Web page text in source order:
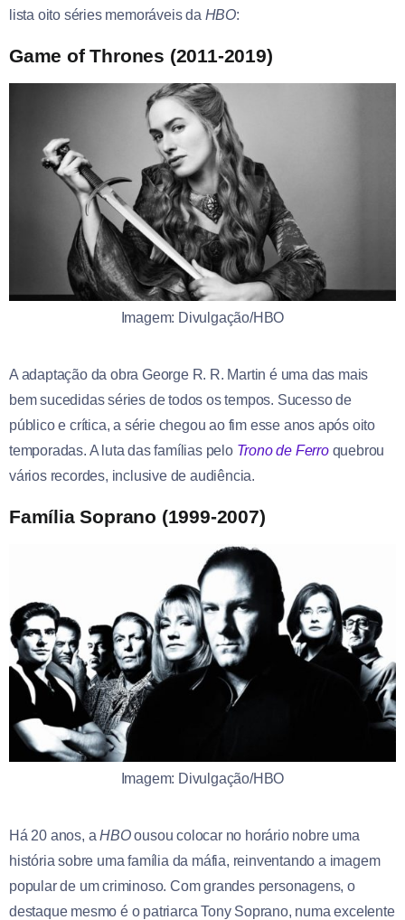
lista oito séries memoráveis da HBO:
Game of Thrones (2011-2019)
Imagem: Divulgação/HBO
A adaptação da obra George R. R. Martin é uma das mais
bem sucedidas séries de todos os tempos. Sucesso de
público e crítica, a série chegou ao fim esse anos após oito
temporadas. A luta das famílias pelo Trono de Ferroquebrou
vários recordes, inclusive de audiência.
Família Soprano (1999-2007)
Imagem: Divulgação/HBO
Há 20 anos, aHBOousou colocar no horário nobre uma
história sobre uma família da máfia, reinventando a imagem
popular de um criminoso. Com grandes personagens, o
destaque mesmo é o patriarca Tony Soprano, numa excelente